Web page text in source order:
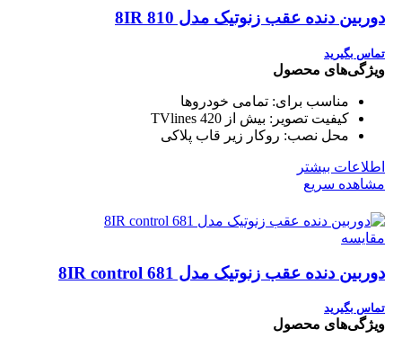
دوربین دنده عقب زنوتیک مدل 810 8IR
تماس بگیرید
ویژگی‌های محصول
مناسب برای: تمامی خودروها
کیفیت تصویر: بیش از 420 TVlines
محل نصب: روکار زیر قاب پلاکی
اطلاعات بیشتر
مشاهده سریع
مقایسه
دوربین دنده عقب زنوتیک مدل 681 8IR control
تماس بگیرید
ویژگی‌های محصول